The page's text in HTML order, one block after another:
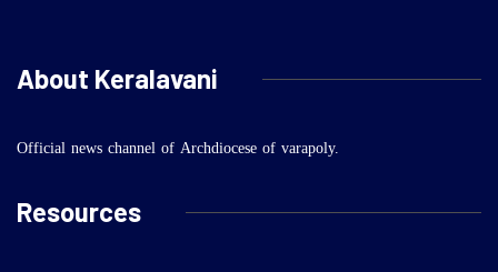
About Keralavani
Official news channel of Archdiocese of varapoly.
Resources